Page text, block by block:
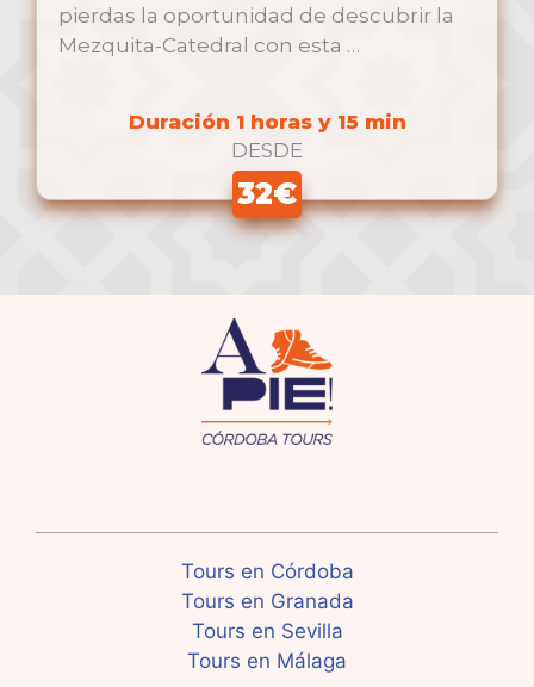
pierdas la oportunidad de descubrir la
Mezquita-Catedral con esta …
Duración 1 horas y 15 min
DESDE
32€
Tours en Córdoba
Tours en Granada
Tours en Sevilla
Tours en Málaga